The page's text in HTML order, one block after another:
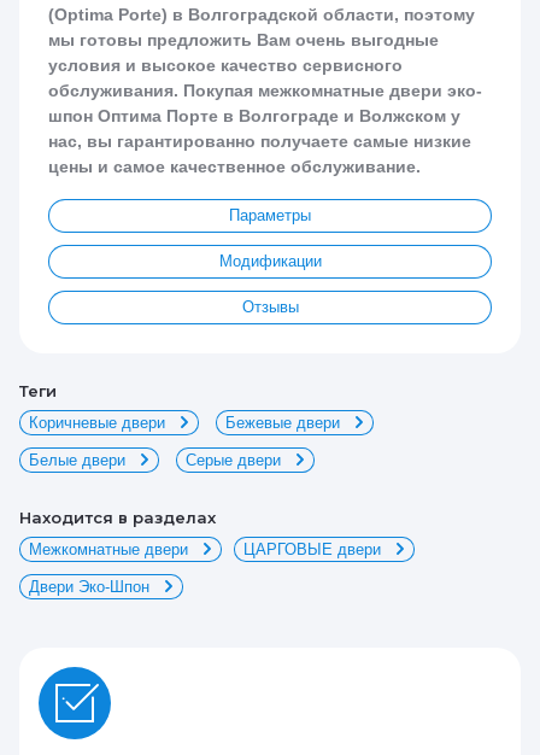
(Optima Porte) в Волгоградской области, поэтому
мы готовы предложить Вам очень выгодные
условия и высокое качество сервисного
обслуживания. Покупая межкомнатные двери эко-
шпон Оптима Порте в Волгограде и Волжском у
нас, вы гарантированно получаете самые низкие
цены и самое качественное обслуживание.
Параметры
Модификации
Отзывы
теги
Коричневые двери Бежевые двери
Белые двери Серые двери
Находится в разделах
Межкомнатные двери ЦАРГОВЫЕ двери
Двери Эко-Шпон